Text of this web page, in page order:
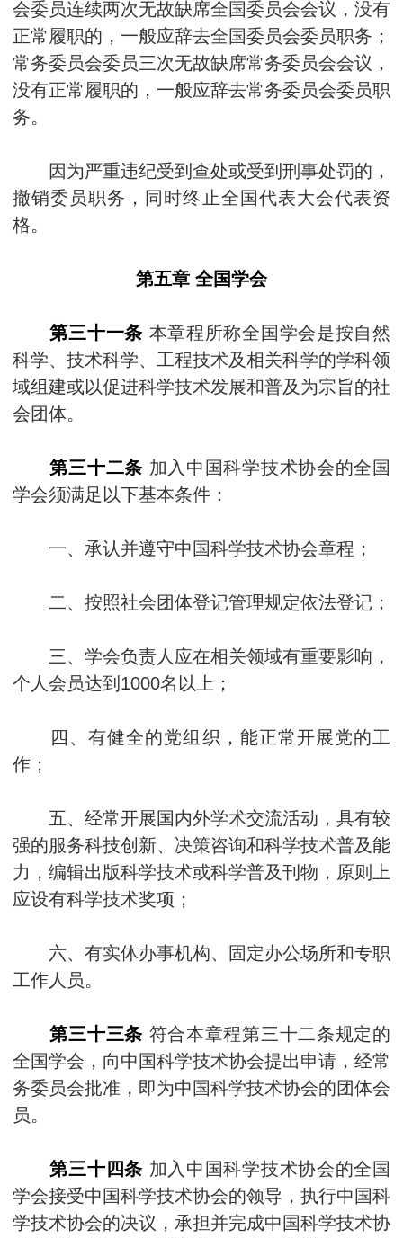
会委员连续两次无故缺席全国委员会会议，没有
正常履职的，一般应辞去全国委员会委员职务；
常务委员会委员三次无故缺席常务委员会会议，
没有正常履职的，一般应辞去常务委员会委员职
务。
因为严重违纪受到查处或受到刑事处罚的，
撤销委员职务，同时终止全国代表大会代表资
格。
第五章 全国学会
第三十一条 本章程所称全国学会是按自然
科学、技术科学、工程技术及相关科学的学科领
域组建或以促进科学技术发展和普及为宗旨的社
会团体。
第三十二条 加入中国科学技术协会的全国
学会须满足以下基本条件：
一、承认并遵守中国科学技术协会章程；
二、按照社会团体登记管理规定依法登记；
三、学会负责人应在相关领域有重要影响，
个人会员达到1000名以上；
四、有健全的党组织，能正常开展党的工
作；
五、经常开展国内外学术交流活动，具有较
强的服务科技创新、决策咨询和科学技术普及能
力，编辑出版科学技术或科学普及刊物，原则上
应设有科学技术奖项；
六、有实体办事机构、固定办公场所和专职
工作人员。
第三十三条 符合本章程第三十二条规定的
全国学会，向中国科学技术协会提出申请，经常
务委员会批准，即为中国科学技术协会的团体会
员。
第三十四条 加入中国科学技术协会的全国
学会接受中国科学技术协会的领导，执行中国科
学技术协会的决议，承担并完成中国科学技术协